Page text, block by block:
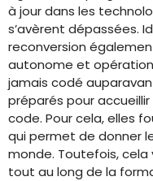
à jour dans les
s’avèrent dépassées.
reconversion
autonome et
jamais codé
préparés pour
code. Pour cela, elles
qui permet de donner
monde. Toutefois,
tout au long de la